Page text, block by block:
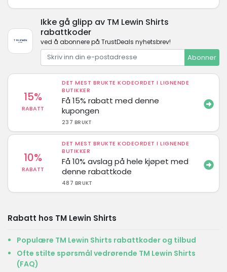
Ikke gå glipp av TM Lewin Shirts
rabattkoder
ved å abonnere på TrustDeals nyhetsbrev!
Abonner
15%
RABATT
DET MEST BRUKTE KODEORDET I LIGNENDE
BUTIKKER
Få 15% rabatt med denne
kupongen
237 BRUKT
10%
RABATT
DET MEST BRUKTE KODEORDET I LIGNENDE
BUTIKKER
Få 10% avslag på hele kjøpet med
denne rabattkode
487 BRUKT
Rabatt hos TM Lewin Shirts
Populære TM Lewin Shirts rabattkoder og tilbud
Ofte stilte spørsmål vedrørende TM Lewin Shirts
(FAQ)